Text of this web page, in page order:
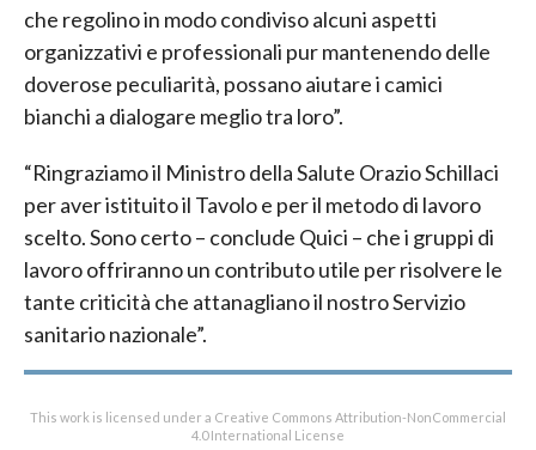
che regolino in modo condiviso alcuni aspetti
organizzativi e professionali pur mantenendo delle
doverose peculiarità, possano aiutare i camici
bianchi a dialogare meglio tra loro”.
“Ringraziamo il Ministro della Salute Orazio Schillaci
per aver istituito il Tavolo e per il metodo di lavoro
scelto. Sono certo – conclude Quici – che i gruppi di
lavoro offriranno un contributo utile per risolvere le
tante criticità che attanagliano il nostro Servizio
sanitario nazionale”.
This work is licensed under a Creative Commons Attribution-NonCommercial
4.0 International License